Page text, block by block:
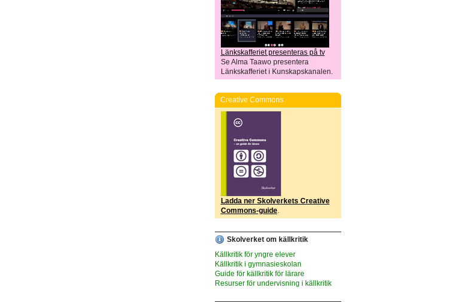
Länkskafferiet presenteras på tv
Se Alma Taawo presentera
Länkskafferiet i Kunskapskanalen.
Creative Commons
Ladda ner Skolverkets Creative
Commons-guide.
Skolverket om källkritik
Källkritik för yngre elever
Källkritik i gymnasieskolan
Guide för källkritik för lärare
Resurser för undervisning i källkritik